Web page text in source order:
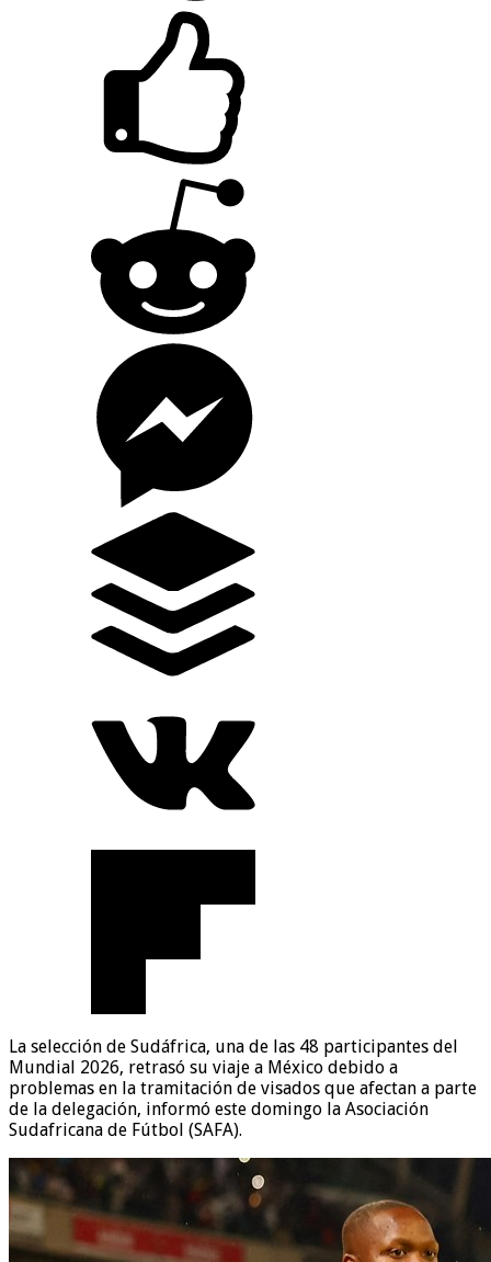
La selección de Sudáfrica, una de las 48 participantes del
Mundial 2026, retrasó su viaje a México debido a
problemas en la tramitación de visados que afectan a parte
de la delegación, informó este domingo la Asociación
Sudafricana de Fútbol (SAFA).